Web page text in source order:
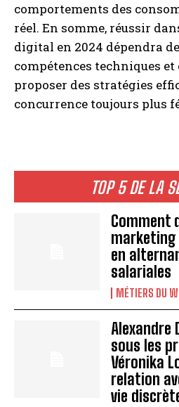
TOP 5 DE LA
Comment
en
salariales
MÉTIERS DU
Alexandre
sous les
Véronika
relation
vie
comportements des
réel. En somme, réussir
digital en 2024 dépendra
compétences techniques
proposer des stratégies
concurrence toujours plus